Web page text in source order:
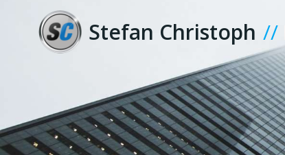
springen
Stefan Christoph //